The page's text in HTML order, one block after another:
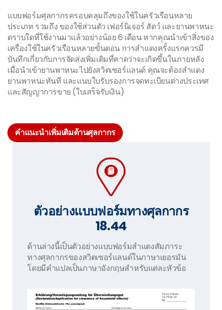
แบบฟอร์มศุลกากรครอบคลุมถึงของใช้ในครัวเรือนหลาย
ประเภท รวมถึง ของใช้ส่วนตัว เฟอร์นิเจอร์ สัตว์ และยานพาหนะ
ตราบใดที่ใช้งานมาแล้วอย่างน้อย 6 เดือน หากคุณนำเข้าสิ่งของ
เครื่องใช้ในครัวเรือนหลายขั้นตอน การสำแดงครั้งแรกควรมี
บันทึกเกี่ยวกับการจัดส่งเพิ่มเติมที่คาดว่าจะเกิดขึ้นในภายหลัง
เมื่อนำเข้ายานพาหนะไปยังสวิตเซอร์แลนด์ คุณจะต้องสำแดง
ยานพาหนะทันที และแนบใบรับรองการจดทะเบียนต่างประเทศ
และสัญญาการขาย (ใบเสร็จรับเงิน)
คำแนะนำเพิ่มเติมด้านศุลกากร
ตัวอย่างแบบฟอร์มทางศุลกากร
18.44
ด้านล่างนี้เป็นตัวอย่างแบบฟอร์มสำแดงสัมภาระ
ทางศุลกากรของสวิตเซอร์แลนด์ในภาษาเยอรมัน
โดยมีคำแปลเป็นภาษาอังกฤษสำหรับแต่ละหัวข้อ